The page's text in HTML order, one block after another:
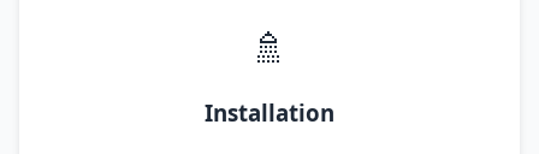
🚿
Installation